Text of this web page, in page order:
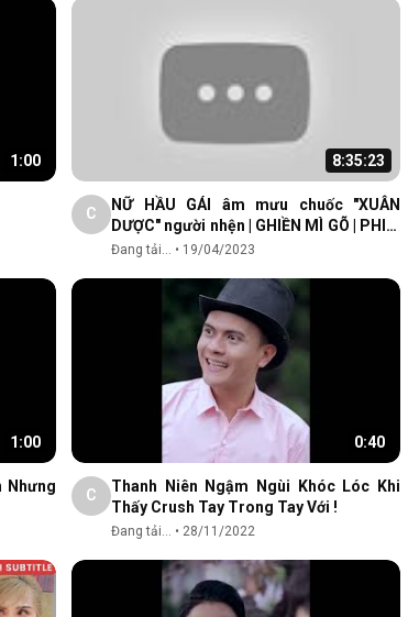
1:00 8:35:23
C
NỮ HẦU GÁI âm mưu chuốc "XUÂN
DƯỢC" người nhện | GHIỀN MÌ GÕ | PHIM
HÀI HAY NHẤT 2023
Đang tải... • 19/04/2023
1:00
Nhưng
0:40
C
Thanh Niên Ngậm Ngùi Khóc Lóc Khi
Thấy Crush Tay Trong Tay Với !
Đang tải... • 28/11/2022